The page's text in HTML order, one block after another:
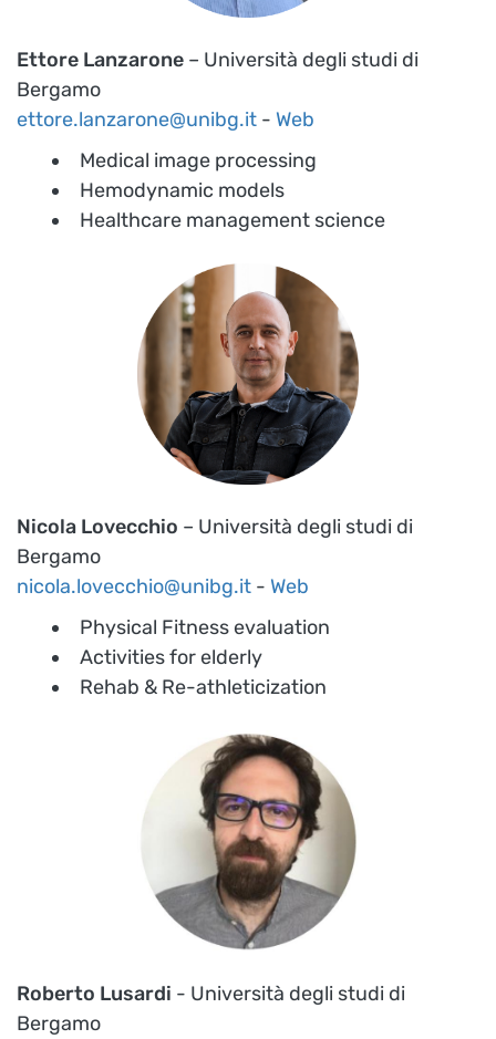
Ettore Lanzarone – Università degli studi di
Bergamo
ettore.lanzarone@unibg.it - Web
Medical image processing
Hemodynamic models
Healthcare management science
Nicola Lovecchio – Università degli studi di
Bergamo
nicola.lovecchio@unibg.it - Web
Physical Fitness evaluation
Activities for elderly
Rehab & Re-athleticization
Roberto Lusardi - Università degli studi di
Bergamo